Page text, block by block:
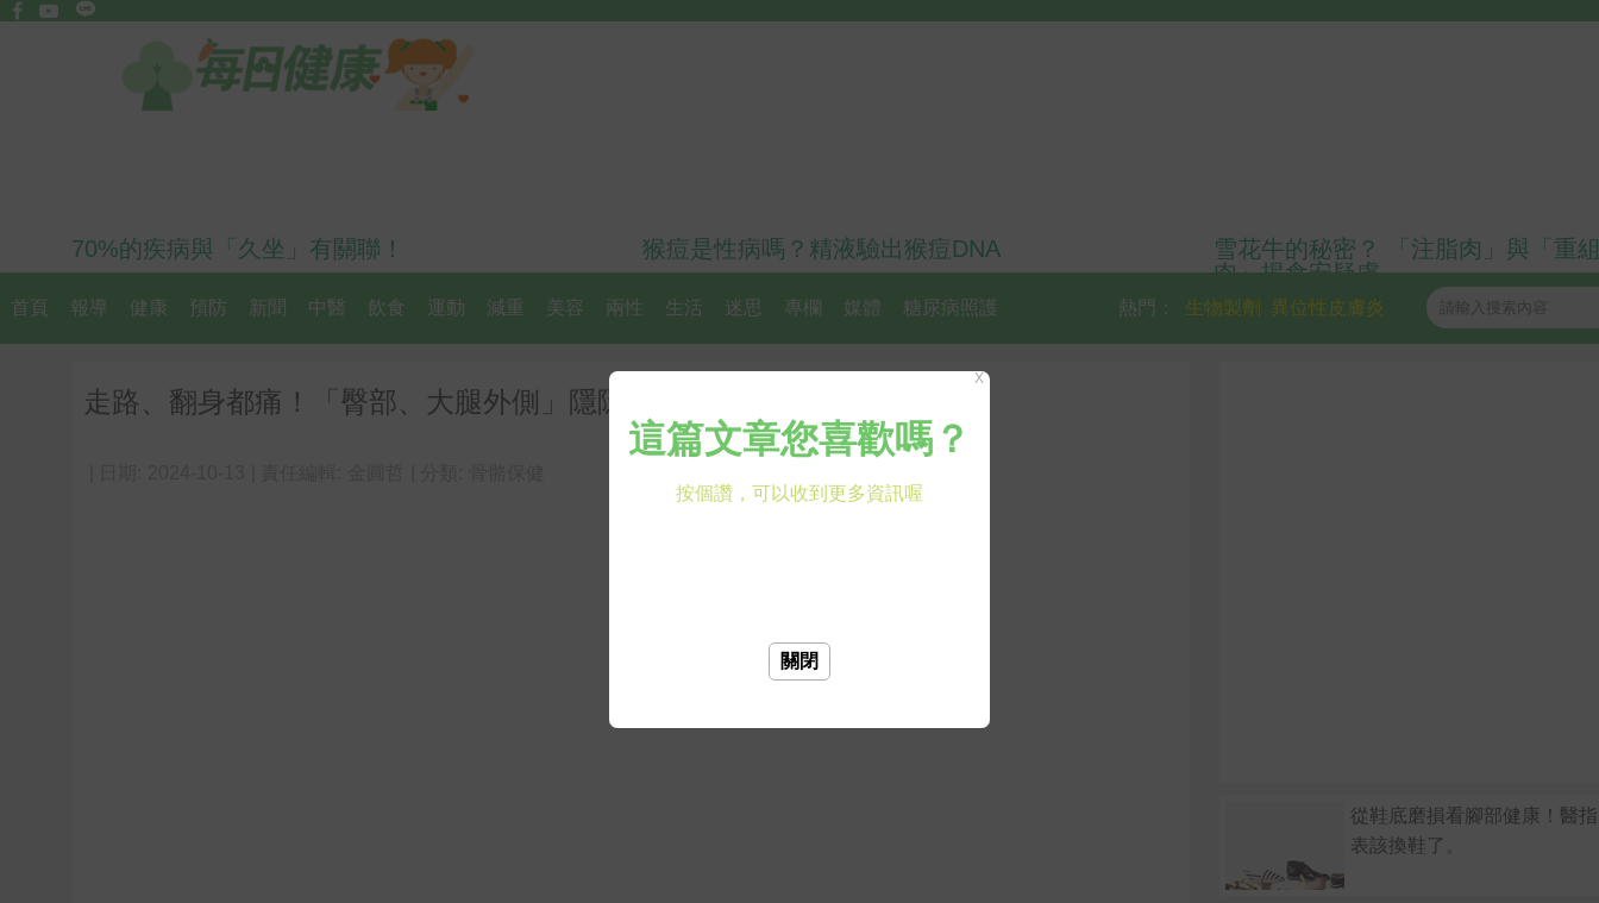
70%的疾病與「久坐」有關聯！ 猴痘是性病嗎？精液驗出猴痘DNA
雪花牛的秘密？ 「注脂肉」與「重
肉」揭食安疑慮
首頁 報導 健康 預防 新聞 中醫 飲食 運動 減重 美容 兩性 生活 迷思 專欄 媒體 糖尿病照護 異位性皮膚炎
生物製劑
熱門：
走路、翻身都痛！「臀部、大腿外側」隱隱作痛？小心這病纏上你
從鞋底磨損看腳部健康！醫
表該換鞋了。
X
關閉